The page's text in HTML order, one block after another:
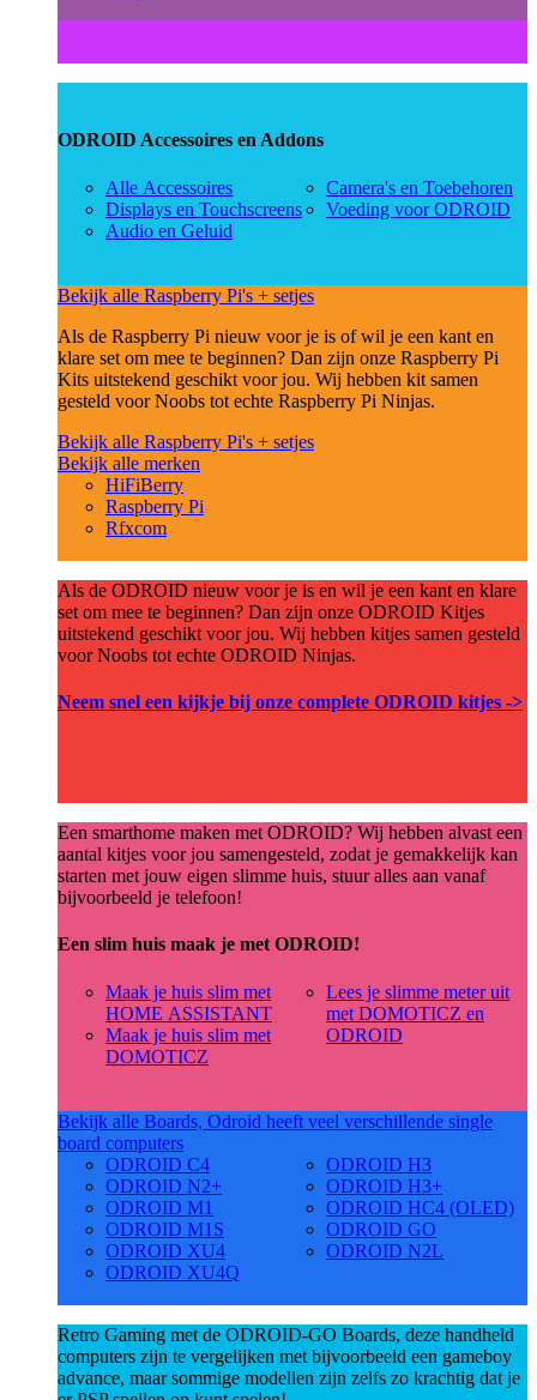
ODROID Accessoires en Addons
Alle Accessoires
Displays en Touchscreens
Audio en Geluid
Camera's en Toebehoren
Voeding voor ODROID
Bekijk alle Raspberry Pi's + setjes
Als de Raspberry Pi nieuw voor je is of wil je een kant en
klare set om mee te beginnen? Dan zijn onze Raspberry Pi
Kits uitstekend geschikt voor jou. Wij hebben kit samen
gesteld voor Noobs tot echte Raspberry Pi Ninjas.
Bekijk alle Raspberry Pi's + setjes
Bekijk alle merken
HiFiBerry
Raspberry Pi
Rfxcom
Als de ODROID nieuw voor je is en wil je een kant en klare
set om mee te beginnen? Dan zijn onze ODROID Kitjes
uitstekend geschikt voor jou. Wij hebben kitjes samen gesteld
voor Noobs tot echte ODROID Ninjas.
Neem snel een kijkje bij onze complete ODROID kitjes ->
Een smarthome maken met ODROID? Wij hebben alvast een
aantal kitjes voor jou samengesteld, zodat je gemakkelijk kan
starten met jouw eigen slimme huis, stuur alles aan vanaf
bijvoorbeeld je telefoon!
Een slim huis maak je met ODROID!
Maak je huis slim met
HOME ASSISTANT
Maak je huis slim met
DOMOTICZ
Lees je slimme meter uit
met DOMOTICZ en
ODROID
Bekijk alle Boards, Odroid heeft veel verschillende single
board computers
ODROID C4
ODROID N2+
ODROID M1
ODROID M1S
ODROID XU4
ODROID XU4Q
ODROID H3
ODROID H3+
ODROID HC4 (OLED)
ODROID GO
ODROID N2L
Retro Gaming met de ODROID-GO Boards, deze handheld
computers zijn te vergelijken met bijvoorbeeld een gameboy
advance, maar sommige modellen zijn zelfs zo krachtig dat je